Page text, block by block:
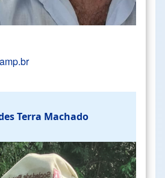
Terra Machado